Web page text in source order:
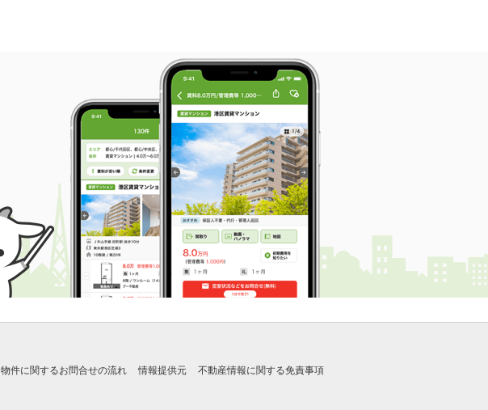
物件に関するお問合せの流れ 情報提供元 不動産情報に関する免責事項